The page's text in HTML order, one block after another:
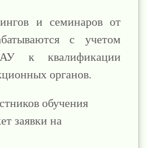
и семинаров от
с учетом
к квалификации
органов.
обучения
заявки на